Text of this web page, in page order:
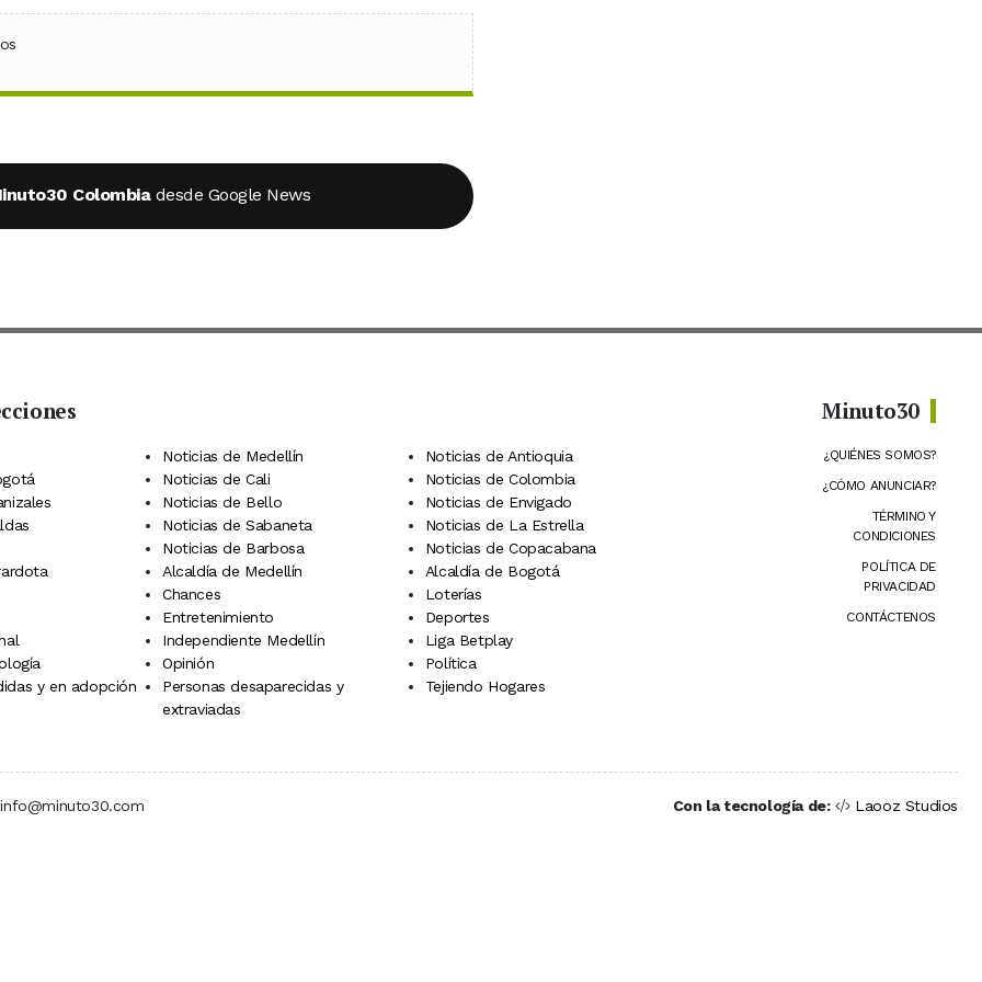
WhatsApp
Colombia desde Google News
Noticias de Medellín
Noticias de Antioquia
Noticias de Cali
Noticias de Colombia
Noticias de Bello
Noticias de Envigado
Noticias de Sabaneta
Noticias de La Estrella
Noticias de Barbosa
Noticias de Copacabana
Alcaldía de Medellín
Alcaldía de Bogotá
Chances
Loterías
Entretenimiento
Deportes
Independiente Medellín
Liga Betplay
Opinión
Política
y en adopción
Personas desaparecidas y
extraviadas
Tejiendo Hogares
Minuto30
¿QUIÉNES SOMOS?
¿CÓMO ANUNCIAR?
TÉRMINO Y
CONDICIONES
POLÍTICA DE
PRIVACIDAD
CONTÁCTENOS
Con la tecnología de: Laooz Studios